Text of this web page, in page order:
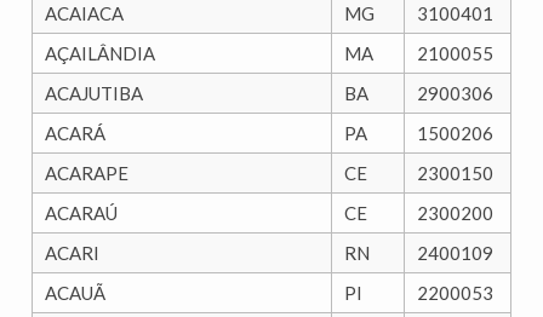
ACAIACA
MG
3100401
AÇAILÂNDIA
MA
2100055
ACAJUTIBA
BA
2900306
ACARÁ
PA
1500206
ACARAPE
CE
2300150
ACARAÚ
CE
2300200
ACARI
RN
2400109
ACAUÃ
PI
2200053